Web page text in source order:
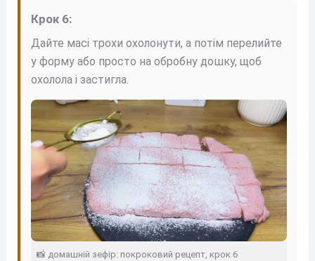
Крок 6:
Дайте масі трохи охолонути, а потім перелийте
у форму або просто на обробну дошку, щоб
охолола і застигла.
📸 домашній зефір: покроковий рецепт, крок 6